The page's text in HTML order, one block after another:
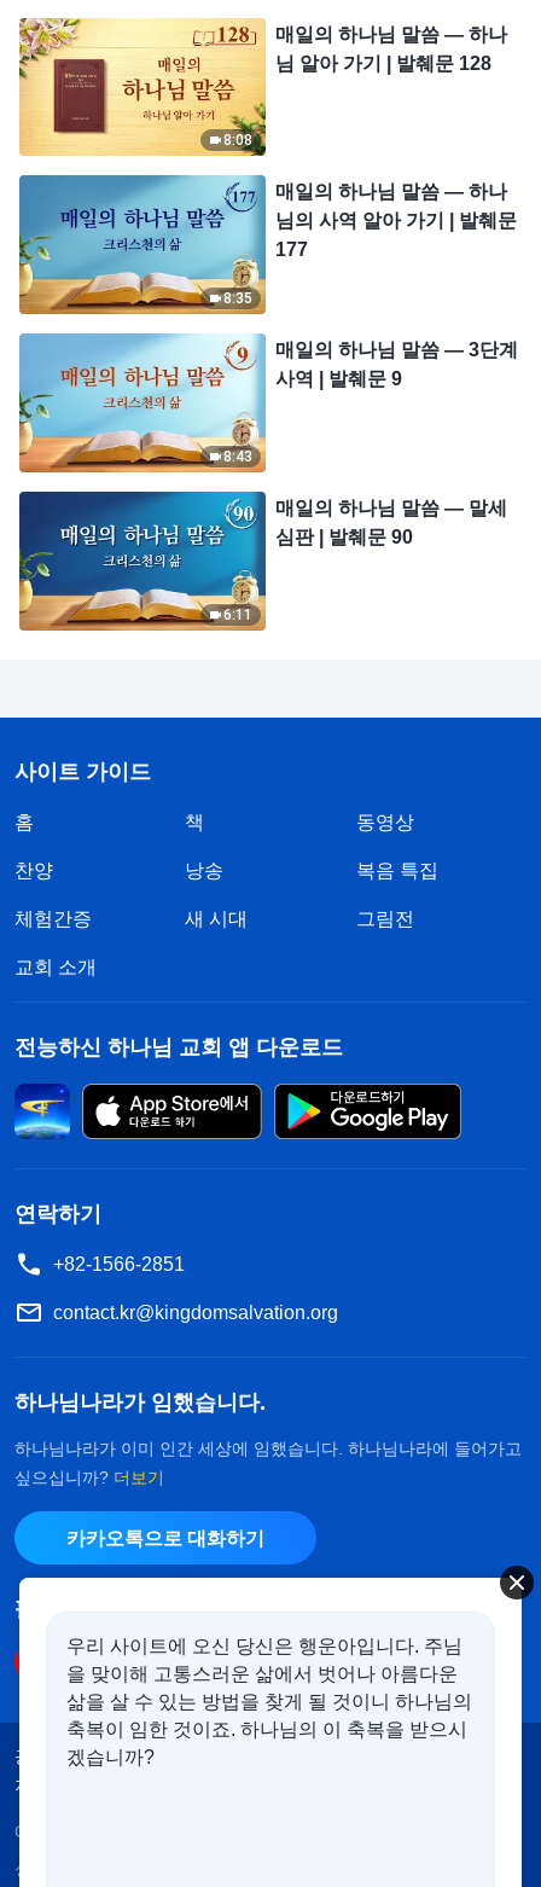
8:08
매일의 하나님 말씀 ― 하나
님 알아 가기 | 발췌문 128
8:35
매일의 하나님 말씀 ― 하나
님의 사역 알아 가기 | 발췌문
177
8:43
매일의 하나님 말씀 ― 3단계
사역 | 발췌문 9
6:11
매일의 하나님 말씀 ― 말세
심판 | 발췌문 90
사이트 가이드
홈 책 동영상
찬양 낭송 복음 특집
체험간증 새 시대 그림전
교회 소개
전능하신 하나님 교회 앱 다운로드
연락하기
+82-1566-2851
contact.kr@kingdomsalvation.org
하나님나라가 임했습니다.
하나님나라가 이미 인간 세상에 임했습니다. 하나님나라에 들어가고
싶으십니까? 더보기
카카오톡으로 대화하기
팔로우하기
공지 이용약관
저작권 명시
Copyright © 2026
성경은 개역한글에서 인용하였습니다. 이 사이트에는 부
우리 사이트에 오신 당신은 행운아입니다. 주님
을 맞이해 고통스러운 삶에서 벗어나 아름다운
삶을 살 수 있는 방법을 찾게 될 것이니 하나님의
축복이 임한 것이죠. 하나님의 이 축복을 받으시
겠습니까?